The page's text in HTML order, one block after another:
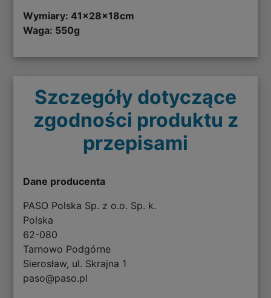
Wymiary: 41x28x18cm
Waga: 550g
Szczegóły dotyczące
zgodności produktu z
przepisami
Dane producenta
PASO Polska Sp. z o.o. Sp. k.
Polska
62-080
Tarnowo Podgórne
Sierosław, ul. Skrajna 1
paso@paso.pl